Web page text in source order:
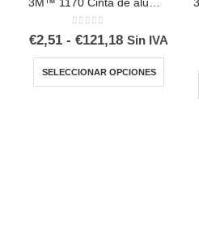
0out of 5
€2,51 - €121,18Rango
desde
€2,51
Sin IVA
SELECCIONAR OPCIONES
Este producto tiene múltiples variantes. Las opciones se pueden elegir en la página de producto